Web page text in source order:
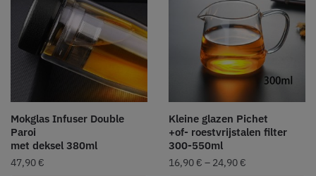
Mokglas Infuser Double
Paroi
met deksel 380ml
47,90 €
Kleine glazen Pichet
+of- roestvrijstalen filter
300-550ml
16,90 € – 24,90 €